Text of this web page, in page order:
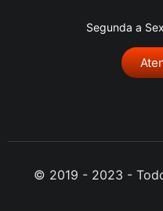
Segunda a
© 2019 - 2023 -